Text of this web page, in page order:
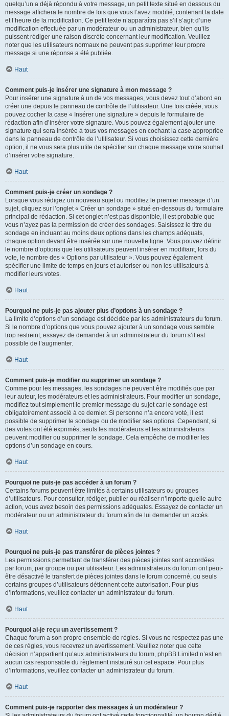
quelqu’un a déjà répondu à votre message, un petit texte situé en dessous du
message affichera le nombre de fois que vous l’avez modifié, contenant la date
et l’heure de la modification. Ce petit texte n’apparaîtra pas s’il s’agit d’une
modification effectuée par un modérateur ou un administrateur, bien qu’ils
puissent rédiger une raison discrète concernant leur modification. Veuillez
noter que les utilisateurs normaux ne peuvent pas supprimer leur propre
message si une réponse a été publiée.
Haut
Comment puis-je insérer une signature à mon message ?
Pour insérer une signature à un de vos messages, vous devez tout d’abord en
créer une depuis le panneau de contrôle de l’utilisateur. Une fois créée, vous
pouvez cocher la case « Insérer une signature » depuis le formulaire de
rédaction afin d’insérer votre signature. Vous pouvez également ajouter une
signature qui sera insérée à tous vos messages en cochant la case appropriée
dans le panneau de contrôle de l’utilisateur. Si vous choisissez cette dernière
option, il ne vous sera plus utile de spécifier sur chaque message votre souhait
d’insérer votre signature.
Haut
Comment puis-je créer un sondage ?
Lorsque vous rédigez un nouveau sujet ou modifiez le premier message d’un
sujet, cliquez sur l’onglet « Créer un sondage » situé en-dessous du formulaire
principal de rédaction. Si cet onglet n’est pas disponible, il est probable que
vous n’ayez pas la permission de créer des sondages. Saisissez le titre du
sondage en incluant au moins deux options dans les champs adéquats,
chaque option devant être insérée sur une nouvelle ligne. Vous pouvez définir
le nombre d’options que les utilisateurs peuvent insérer en modifiant, lors du
vote, le nombre des « Options par utilisateur ». Vous pouvez également
spécifier une limite de temps en jours et autoriser ou non les utilisateurs à
modifier leurs votes.
Haut
Pourquoi ne puis-je pas ajouter plus d’options à un sondage ?
La limite d’options d’un sondage est décidée par les administrateurs du forum.
Si le nombre d’options que vous pouvez ajouter à un sondage vous semble
trop restreint, essayez de demander à un administrateur du forum s’il est
possible de l’augmenter.
Haut
Comment puis-je modifier ou supprimer un sondage ?
Comme pour les messages, les sondages ne peuvent être modifiés que par
leur auteur, les modérateurs et les administrateurs. Pour modifier un sondage,
modifiez tout simplement le premier message du sujet car le sondage est
obligatoirement associé à ce dernier. Si personne n’a encore voté, il est
possible de supprimer le sondage ou de modifier ses options. Cependant, si
des votes ont été exprimés, seuls les modérateurs et les administrateurs
peuvent modifier ou supprimer le sondage. Cela empêche de modifier les
options d’un sondage en cours.
Haut
Pourquoi ne puis-je pas accéder à un forum ?
Certains forums peuvent être limités à certains utilisateurs ou groupes
d’utilisateurs. Pour consulter, rédiger, publier ou réaliser n’importe quelle autre
action, vous avez besoin des permissions adéquates. Essayez de contacter un
modérateur ou un administrateur du forum afin de lui demander un accès.
Haut
Pourquoi ne puis-je pas transférer de pièces jointes ?
Les permissions permettant de transférer des pièces jointes sont accordées
par forum, par groupe ou par utilisateur. Les administrateurs du forum ont peut-
être désactivé le transfert de pièces jointes dans le forum concerné, ou seuls
certains groupes d’utilisateurs détiennent cette autorisation. Pour plus
d’informations, veuillez contacter un administrateur du forum.
Haut
Pourquoi ai-je reçu un avertissement ?
Chaque forum a son propre ensemble de règles. Si vous ne respectez pas une
de ces règles, vous recevrez un avertissement. Veuillez noter que cette
décision n’appartient qu’aux administrateurs du forum, phpBB Limited n’est en
aucun cas responsable du règlement instauré sur cet espace. Pour plus
d’informations, veuillez contacter un administrateur du forum.
Haut
Comment puis-je rapporter des messages à un modérateur ?